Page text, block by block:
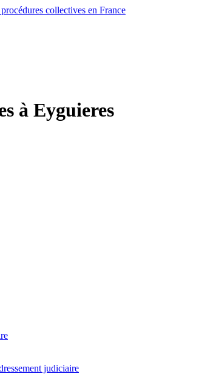
collectives en France
à Eyguieres
judiciaire